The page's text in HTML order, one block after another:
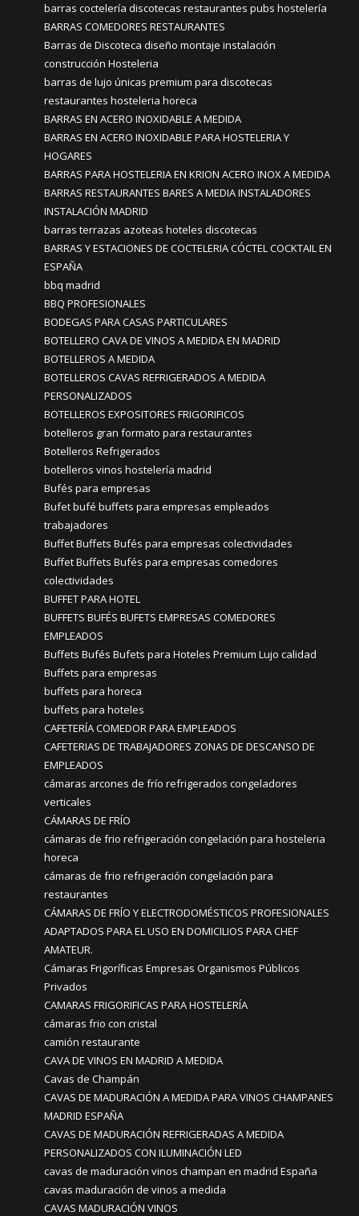
barras coctelería discotecas restaurantes pubs hostelería
BARRAS COMEDORES RESTAURANTES
Barras de Discoteca diseño montaje instalación
construcción Hosteleria
barras de lujo únicas premium para discotecas
restaurantes hosteleria horeca
BARRAS EN ACERO INOXIDABLE A MEDIDA
BARRAS EN ACERO INOXIDABLE PARA HOSTELERIA Y
HOGARES
BARRAS PARA HOSTELERIA EN KRION ACERO INOX A MEDIDA
BARRAS RESTAURANTES BARES A MEDIA INSTALADORES
INSTALACIÓN MADRID
barras terrazas azoteas hoteles discotecas
BARRAS Y ESTACIONES DE COCTELERIA CÓCTEL COCKTAIL EN
ESPAÑA
bbq madrid
BBQ PROFESIONALES
BODEGAS PARA CASAS PARTICULARES
BOTELLERO CAVA DE VINOS A MEDIDA EN MADRID
BOTELLEROS A MEDIDA
BOTELLEROS CAVAS REFRIGERADOS A MEDIDA
PERSONALIZADOS
BOTELLEROS EXPOSITORES FRIGORIFICOS
botelleros gran formato para restaurantes
Botelleros Refrigerados
botelleros vinos hostelería madrid
Bufés para empresas
Bufet bufé buffets para empresas empleados
trabajadores
Buffet Buffets Bufés para empresas colectividades
Buffet Buffets Bufés para empresas comedores
colectividades
BUFFET PARA HOTEL
BUFFETS BUFÉS BUFETS EMPRESAS COMEDORES
EMPLEADOS
Buffets Bufés Bufets para Hoteles Premium Lujo calidad
Buffets para empresas
buffets para horeca
buffets para hoteles
CAFETERÍA COMEDOR PARA EMPLEADOS
CAFETERIAS DE TRABAJADORES ZONAS DE DESCANSO DE
EMPLEADOS
cámaras arcones de frío refrigerados congeladores
verticales
CÁMARAS DE FRÍO
cámaras de frio refrigeración congelación para hosteleria
horeca
cámaras de frio refrigeración congelación para
restaurantes
CÁMARAS DE FRÍO Y ELECTRODOMÉSTICOS PROFESIONALES
ADAPTADOS PARA EL USO EN DOMICILIOS PARA CHEF
AMATEUR.
Cámaras Frigoríficas Empresas Organismos Públicos
Privados
CAMARAS FRIGORIFICAS PARA HOSTELERÍA
cámaras frio con cristal
camión restaurante
CAVA DE VINOS EN MADRID A MEDIDA
Cavas de Champán
CAVAS DE MADURACIÓN A MEDIDA PARA VINOS CHAMPANES
MADRID ESPAÑA
CAVAS DE MADURACIÓN REFRIGERADAS A MEDIDA
PERSONALIZADOS CON ILUMINACIÓN LED
cavas de maduración vinos champan en madrid España
cavas maduración de vinos a medida
CAVAS MADURACIÓN VINOS